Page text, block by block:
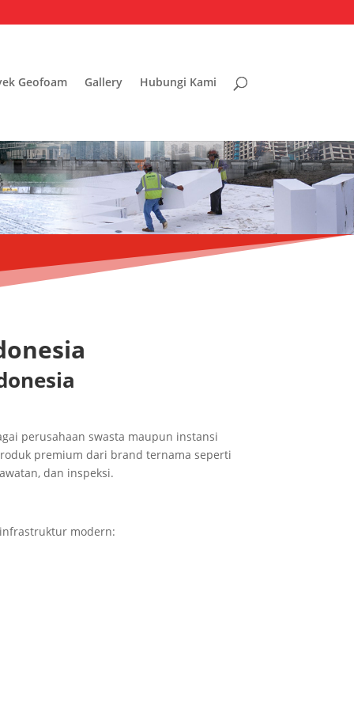
Geofoam Gallery Hubungi Kami
perusahaan swasta maupun instansi
premium dari brand ternama seperti
dan inspeksi.
modern: